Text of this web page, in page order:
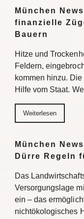
München
finanzielle
Bauern
Hitze und
Feldern,
kommen hinzu.
Hilfe vom Staat.
Weiterlesen
München
Dürre Regeln
Das
Versorgungslage
ein – das
nichtökologisches